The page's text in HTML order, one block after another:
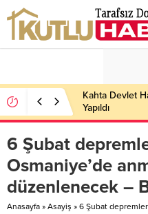
Kahta Devlet
Yapıldı
6 Şubat
Osmaniye’de
düzenlenecek –
Anasayfa » Asayiş » 6 Şubat